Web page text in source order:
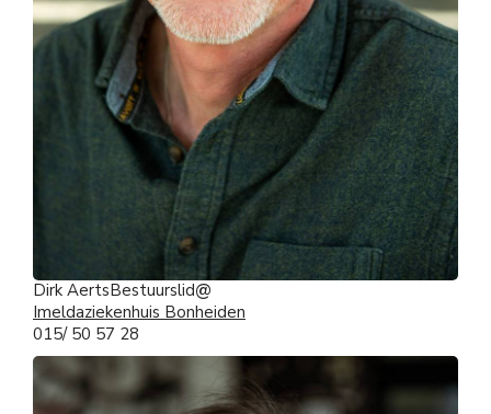
Dirk AertsBestuurslid
Imeldaziekenhuis Bonheiden
015/ 50 57 28